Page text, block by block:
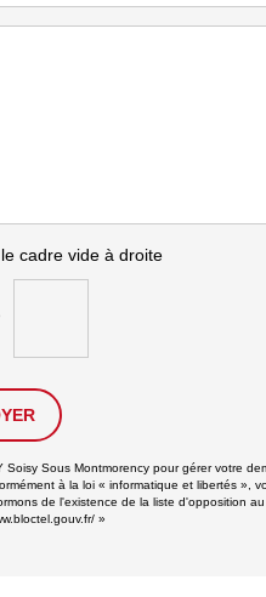
cadre vide à droite
Sous Montmorency pour gérer votre
à la loi « informatique et libertés »,
de l'existence de la liste d'opposition
»